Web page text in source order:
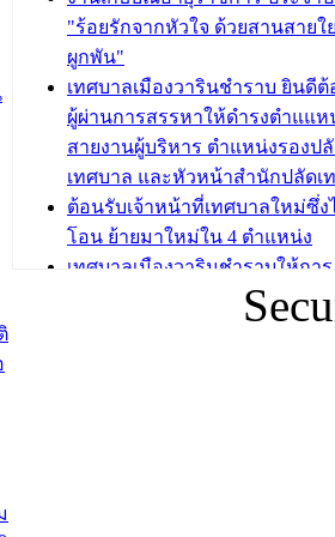
วารินชำราบ จัดโครงการอบรมอ
ระยะสั้น ประจำปี 2568 (หลักสูตร
ถักทอผลิตภัณฑ์จากถุงพลาสติก)
บทความ อื่นๆ ...
"ร้อยรักจากหัวใจ ด้วยสานสายใ
ผูกพัน"
เทศบาลเมืองวารินชำราบ ยินดีต้
ผู้ผ่านการสรรหาให้ดำรงตำแแห
สายงานผู้บริหาร ตำแหน่งรองป
เทศบาล และหัวหน้าสำนักปลัดเ
ต้อนรับเจ้าหน้าที่เทศบาลใหม่ซึ่ง
โอน ย้ายมาใหม่ใน 4 ตำแหน่ง
เทศบาลเมืองวารินชำราบให้การ
ต้อนรับพนักงานเทศบาลผู้ผ่านก
สรรหาให้ดำรงตำแหน่งสายงาน